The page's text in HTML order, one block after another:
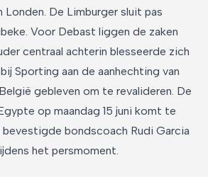
De Limburger sluit pas
Voor Debast liggen de zaken
centraal achterin blesseerde zich
Sporting aan de aanhechting van
gebleven om te revalideren. De
op maandag 15 juni komt te
bondscoach Rudi Garcia
het persmoment.